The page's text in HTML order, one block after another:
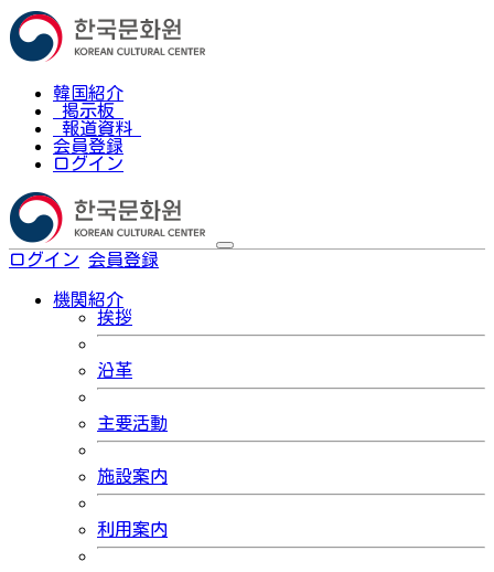
韓国紹介
掲示板
報道資料
会員登録
ログイン
ログイン 会員登録
機関紹介
挨拶
沿革
主要活動
施設案内
利用案内